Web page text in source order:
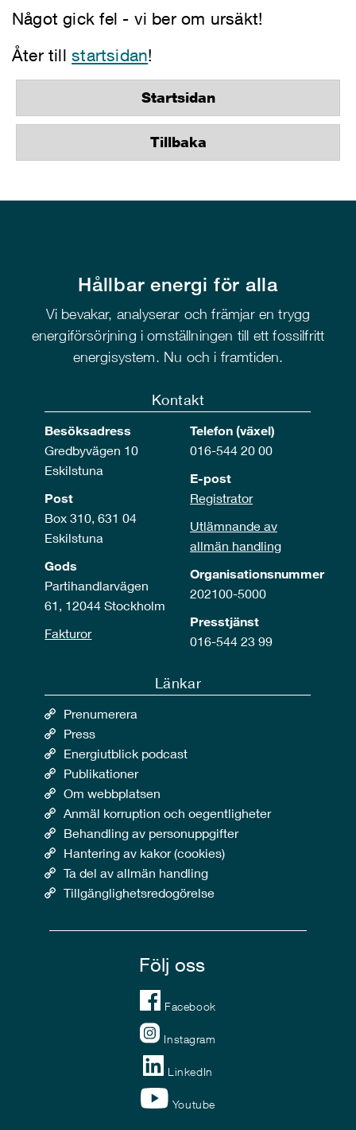
Något gick fel - vi ber om ursäkt!
Åter tillstartsidan!
Startsidan
Tillbaka
Hållbar energi för alla
Vi bevakar, analyserar och främjar en trygg
energiförsörjning i omställningen till ett fossilfritt
energisystem. Nu och i framtiden.
Kontakt
Besöksadress
Gredbyvägen 10
Eskilstuna
Post
Box 310, 631 04
Eskilstuna
Gods
Partihandlarvägen
61, 12044 Stockholm
Fakturor
Telefon (växel)
016-544 20 00
E-post
Registrator
Utlämnande av
allmän handling
Organisationsnummer
202100-5000
Presstjänst
016-544 23 99
Länkar
Prenumerera
Press
Energiutblick podcast
Publikationer
Om webbplatsen
Anmäl korruption och oegentligheter
Behandling av personuppgifter
Hantering av kakor (cookies)
Ta del av allmän handling
Tillgänglighetsredogörelse
Följ oss
Facebook
Instagram
LinkedIn
Youtube